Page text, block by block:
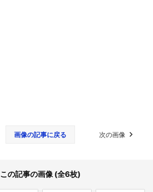
画像の記事に戻る 次の画像
この記事の画像 (全6枚)